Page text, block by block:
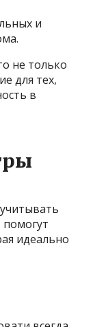
и
не только
для тех,
в
идеально